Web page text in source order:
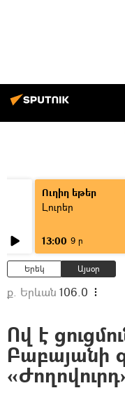
Ուղիղ եթեր
Լուրեր
13:00 9 ր
Երեկ Այսօր
ք. Երևան 106.0
Ով է
Բաբայանի